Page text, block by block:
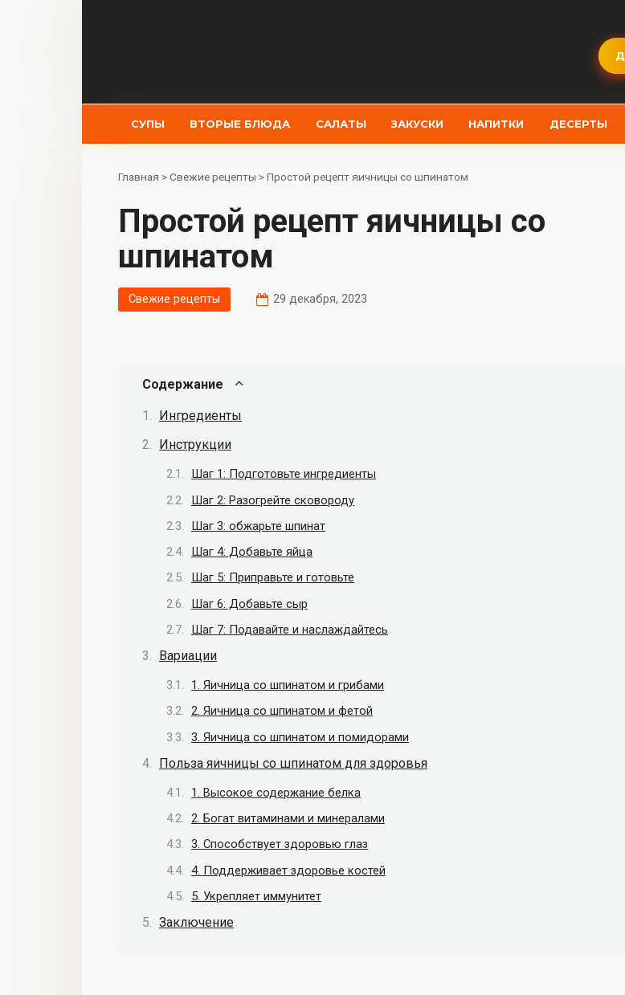
СУПЫ ВТОРЫЕ БЛЮДА САЛАТЫ ЗАКУСКИ НАПИТКИ ДЕСЕРТЫ
Главная >Свежие рецепты >Простой рецепт яичницы со шпинатом
Простой рецепт яичницы со
шпинатом
Свежие рецепты 29 декабря, 2023
Содержание
Ингредиенты
Инструкции
Шаг 1: Подготовьте ингредиенты
Шаг 2: Разогрейте сковороду
Шаг 3: обжарьте шпинат
Шаг 4: Добавьте яйца
Шаг 5: Приправьте и готовьте
Шаг 6: Добавьте сыр
Шаг 7: Подавайте и наслаждайтесь
Вариации
1. Яичница со шпинатом и грибами
2. Яичница со шпинатом и фетой
3. Яичница со шпинатом и помидорами
Польза яичницы со шпинатом для здоровья
1. Высокое содержание белка
2. Богат витаминами и минералами
3. Способствует здоровью глаз
4. Поддерживает здоровье костей
5. Укрепляет иммунитет
Заключение